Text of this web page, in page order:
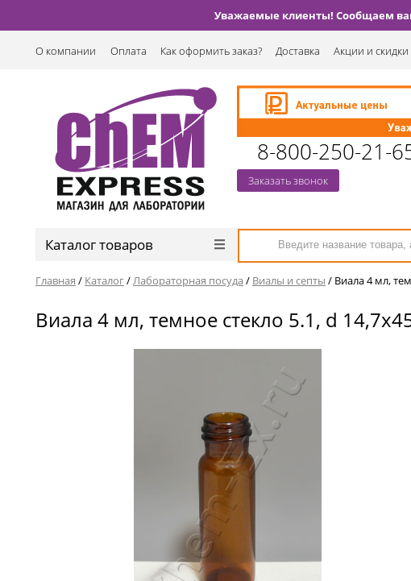
Уважаемые клиенты! Сообщаем
О компании Оплата Как оформить заказ? Доставка Акции и скидки
8-800-250-21-
Заказать звонок
Каталог товаров
Главная / Каталог/Лабораторная посуда / Виалы и септы / Виала 4 мл,
Виала 4 мл, темное стекло 5.1, d